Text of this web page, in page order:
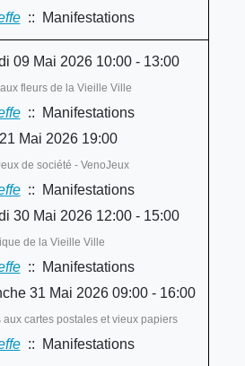
:: Manifestations
09 Mai 2026 10:00 - 13:00
fleurs de la Vieille Ville
:: Manifestations
Mai 2026 19:00
de société - VenoJeux
:: Manifestations
30 Mai 2026 12:00 - 15:00
de la Vieille Ville
:: Manifestations
31 Mai 2026 09:00 - 16:00
aux cartes postales et vieux papiers
:: Manifestations